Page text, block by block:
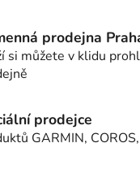
a
c
r
v
k
n
í
prodejna
si můžete v klidu
prodejce
GARMIN,